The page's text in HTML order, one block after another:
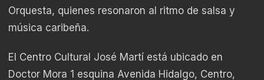
Orquesta, quienes resonaron al ritmo de salsa y
música caribeña.
El Centro Cultural José Martí está ubicado en
Doctor Mora 1 esquina Avenida Hidalgo, Centro,